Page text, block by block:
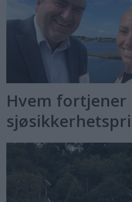
Hvem fortjener